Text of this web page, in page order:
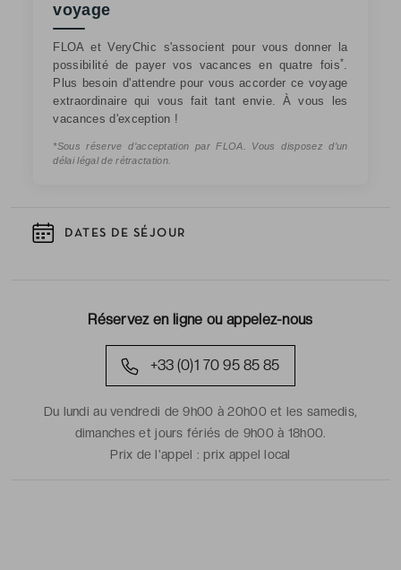
DATES DE SÉJOUR
Réservez en ligne ou appelez-nous
+33 (0)1 70 95 85 85
Du lundi au vendredi de 9h00 à 20h00 et les samedis,
dimanches et jours fériés de 9h00 à 18h00.
Prix de l'appel :prix appel local
voyage
FLOA et VeryChic s'associent pour vous donner la
possibilité de payer vos vacances en quatre fois*.
Plus besoin d'attendre pour vous accorder ce voyage
extraordinaire qui vous fait tant envie. À vous les
vacances d'exception !
*Sous réserve d’acceptation par FLOA. Vous disposez d’un
délai légal de rétractation.